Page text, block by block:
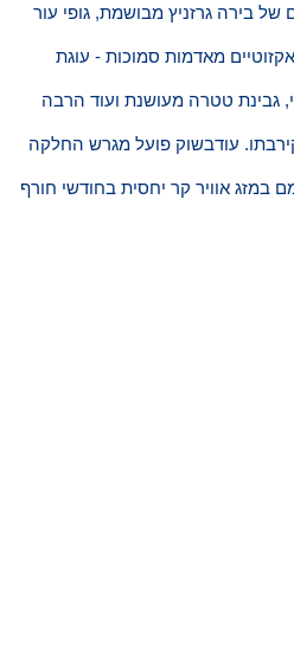
בירה גרזניץ מבושמת, גופי עור
מאדמות סמוכות - עוגת
גבינת טטרה מעושנת ועוד הרבה
עודבשוק פועל מגרש החלקה
במזג אוויר קר יחסית בחודשי חורף